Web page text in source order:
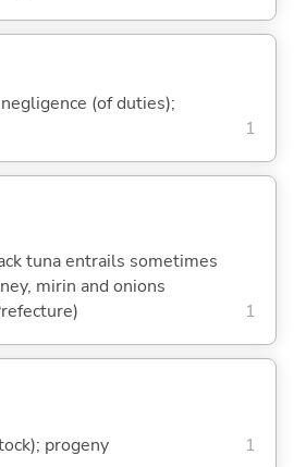
(of duties);
1
tuna entrails sometimes
mirin and onions
1
progeny 1